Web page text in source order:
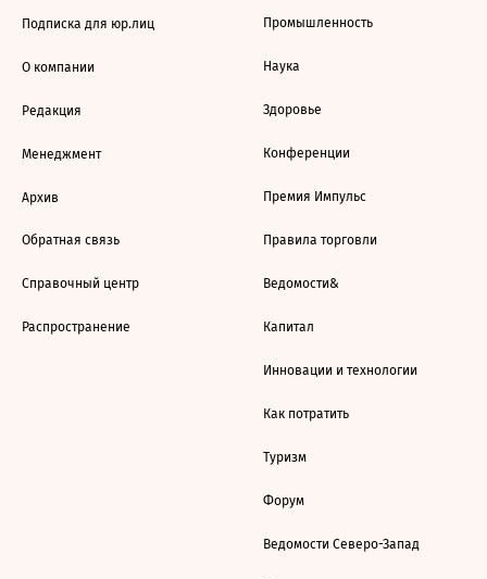
Подписка для юр.лиц
О компании
Редакция
Менеджмент
Архив
Обратная связь
Справочный центр
Распространение
Промышленность
Наука
Здоровье
Конференции
Премия Импульс
Правила торговли
Ведомости&
Капитал
Инновации и технологии
Как потратить
Туризм
Форум
Ведомости Северо-Запад